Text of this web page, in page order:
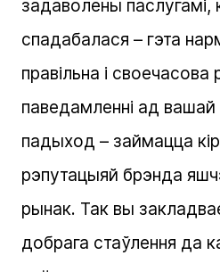
задаволены паслугамі,
спадабалася – гэта
правільна і своечасова
паведамленні ад
падыход – займацца
рэпутацыяй брэнда
рынак. Так вы
добрага стаўлення да